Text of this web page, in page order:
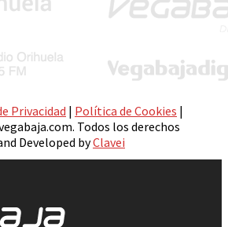
Privacidad | Política de Cookies |
Todos los derechos
Developed byClavei